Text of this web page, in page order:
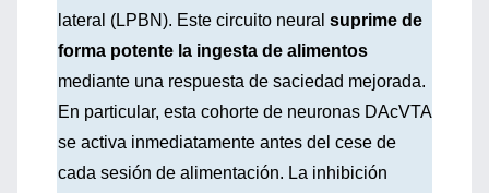
lateral (LPBN). Este circuito neural suprime de
forma potente la ingesta de alimentos
mediante una respuesta de saciedad mejorada.
En particular, esta cohorte de neuronas DAcVTA
se activa inmediatamente antes del cese de
cada sesión de alimentación. La inhibición